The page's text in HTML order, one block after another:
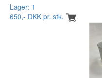
Lager: 1
650,- DKK pr. stk.